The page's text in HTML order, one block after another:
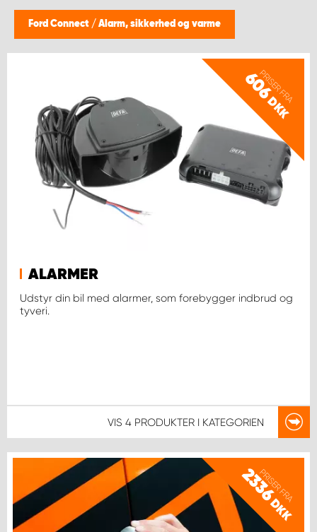
Ford Connect / Alarm, sikkerhed og varme
PRISER FRA
606
DKK
ALARMER
Udstyr din bil med alarmer, som forebygger indbrud og
tyveri.
VIS 4 PRODUKTER I KATEGORIEN
PRISER FRA
2336
DKK